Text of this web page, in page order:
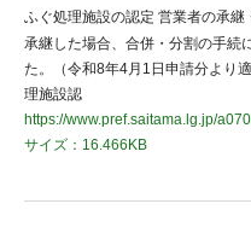
ふぐ処理施設の認定 営業者の承
承継した場合、合併・分割の手続
た。（令和8年4月1日申請分より
理施設認
https://www.pref.saitama.lg.jp/
サイズ：16.466KB